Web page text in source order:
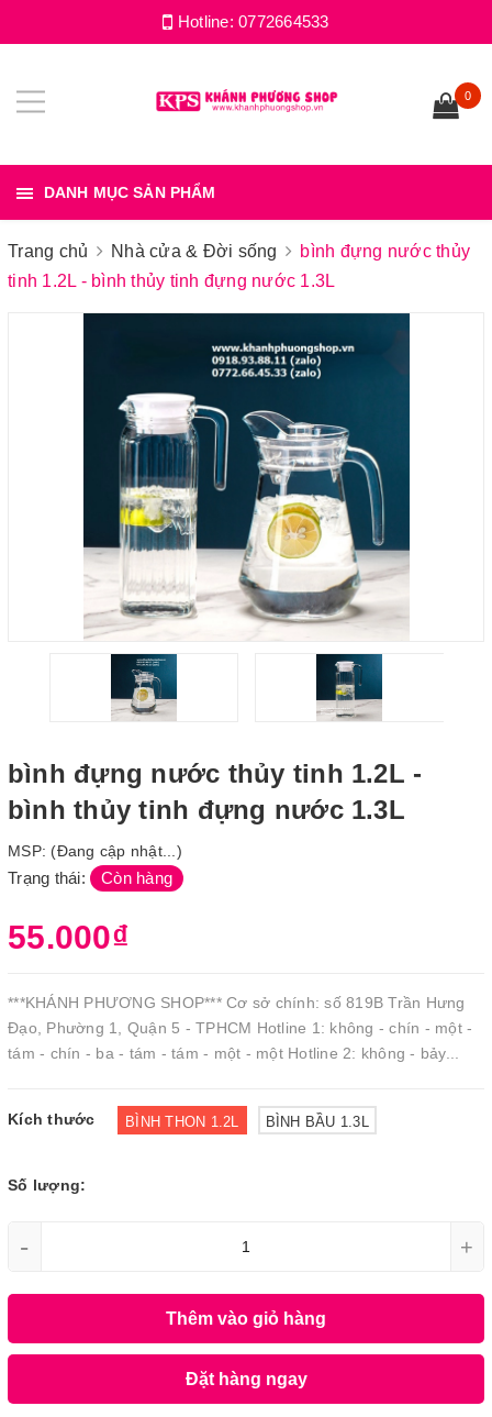
Hotline:0772664533
0
DANH MỤC SẢN PHẨM
Trang chủ Nhà cửa & Đời sống
bình đựng nước thủy
tinh 1.2L - bình thủy tinh đựng nước 1.3L
bình đựng nước thủy tinh 1.2L -
bình thủy tinh đựng nước 1.3L
MSP: (Đang cập nhật...)
Trạng thái: Còn hàng
55.000₫
***KHÁNH PHƯƠNG SHOP*** Cơ sở chính: số 819B Trần Hưng
Đạo, Phường 1, Quận 5 - TPHCM Hotline 1: không - chín - một -
tám - chín - ba - tám - tám - một - một Hotline 2: không - bảy...
Kích thước BÌNH THON 1.2L BÌNH BẦU 1.3L
Số lượng:
- +
Thêm vào giỏ hàng
Đặt hàng ngay